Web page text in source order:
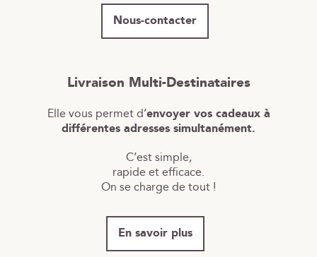
Nous-contacter
Livraison Multi-Destinataires
Elle vous permet d’envoyer vos cadeaux à
différentes adresses simultanément.
C’est simple,
rapide et efficace.
On se charge de tout !
En savoir plus